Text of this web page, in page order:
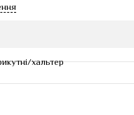
хальтер